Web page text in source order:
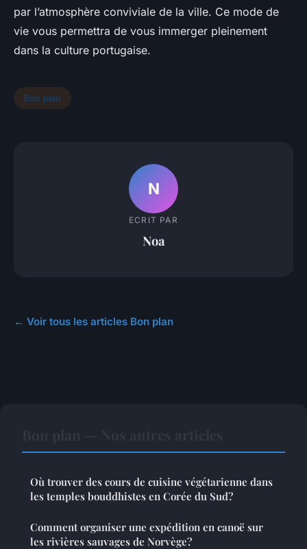
par l’atmosphère conviviale de la ville. Ce mode de
vie vous permettra de vous immerger pleinement
dans la culture portugaise.
Bon plan
N
ECRIT PAR
Noa
← Voir tous les articles Bon plan
Où trouver des cours de cuisine végétarienne dans
les temples bouddhistes en Corée du Sud?
Comment organiser une expédition en canoë sur
les rivières sauvages de Norvège?